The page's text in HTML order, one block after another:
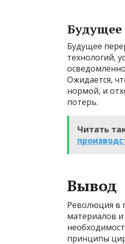
Будущее
Будущее
технологий,
Ожидается,
нормой, и
потерь.
Читать
Вывод
Революция в
материалов
принципы